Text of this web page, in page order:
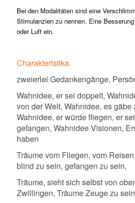
Bei den Modalitäten sind eine
Stimulanzien zu nennen. Eine
oder Luft ein.
Charakteristika
zweierlei Gedankengänge,
Wahnidee, er sei doppelt,
von der Welt, Wahnidee, es gäbe
Wahnidee, er würde fliegen, er
gefangen, Wahnidee Visionen,
haben
Träume vom Fliegen, vom
blind zu sein, gefangen zu sein,
Träume, sieht sich selbst von
Zwillingen, Träume Zeuge zu sein